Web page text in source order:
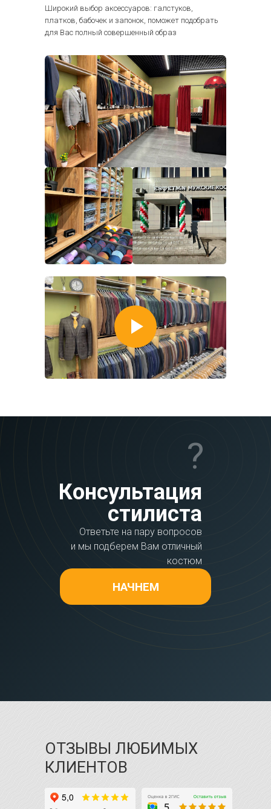
Широкий выбор аксессуаров: галстуков,
платков, бабочек и запонок, поможет подобрать
для Вас полный совершенный образ
?
Консультация
стилиста
Ответьте на пару вопросов
и мы подберем Вам отличный
костюм
НАЧНЕМ
ОТЗЫВЫ ЛЮБИМЫХ
КЛИЕНТОВ